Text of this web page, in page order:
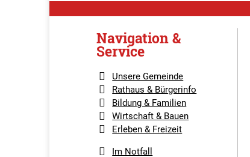
Navigation &
Service
Unsere Gemeinde
Rathaus & Bürgerinfo
Bildung & Familien
Wirtschaft & Bauen
Erleben & Freizeit
Im Notfall